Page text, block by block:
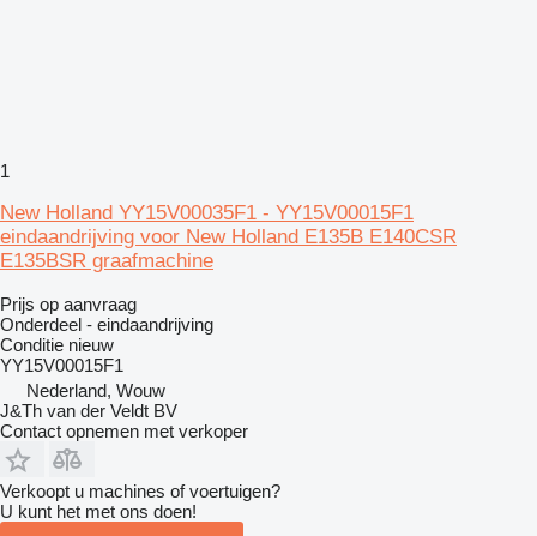
1
New Holland YY15V00035F1 - YY15V00015F1
eindaandrijving voor New Holland E135B E140CSR
E135BSR graafmachine
Prijs op aanvraag
Onderdeel - eindaandrijving
Conditie nieuw
YY15V00015F1
Nederland, Wouw
J&Th van der Veldt BV
Contact opnemen met verkoper
Verkoopt u machines of voertuigen?
U kunt het met ons doen!